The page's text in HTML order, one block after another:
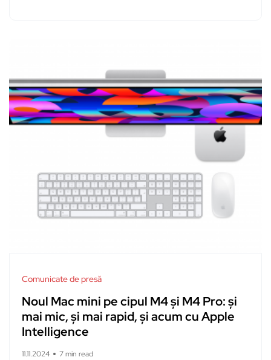
Comunicate de presă
Noul Mac mini pe cipul M4 și M4 Pro: și
mai mic, și mai rapid, și acum cu Apple
Intelligence
11.11.2024 7 min read